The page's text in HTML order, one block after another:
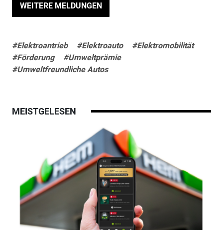
WEITERE MELDUNGEN
#Elektroantrieb #Elektroauto
#Elektromobilität
#Förderung
#Umweltprämie
#Umweltfreundliche Autos
MEISTGELESEN